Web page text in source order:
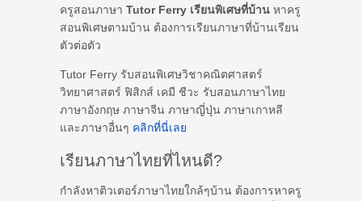
ครูสอนภาษา Tutor Ferry เรียนพิเศษที่บ้าน หาครู
สอนพิเศษตามบ้าน ต้องการเรียนภาษาที่บ้านเรียน
ตัวต่อตัว
Tutor Ferry รับสอนพิเศษวิชาคณิตศาสตร์
วิทยาศาสตร์ ฟิสิกส์ เคมี ชีวะ รับสอนภาษาไทย
ภาษาอังกฤษ ภาษาจีน ภาษาญี่ปุ่น ภาษาเกาหลี
และภาษาอื่นๆ คลิกที่นี่เลย
เรียนภาษาไทยที่ไหนดี?
กำลังหาติวเตอร์ภาษาไทยใกล้ๆบ้าน ต้องการหาครู